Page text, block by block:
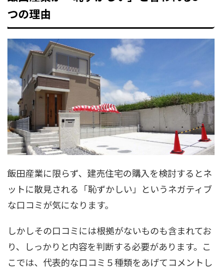
つの理由
飯田産業に限らず、建売住宅の購入を検討するとネ
ットに散見される「恥ずかしい」というネガティブ
な口コミが気になります。
しかしその口コミには根拠がないものも含まれてお
り、しっかりと内容を判断する必要があります。こ
こでは、代表的な口コミ５種類をあげてコメントし